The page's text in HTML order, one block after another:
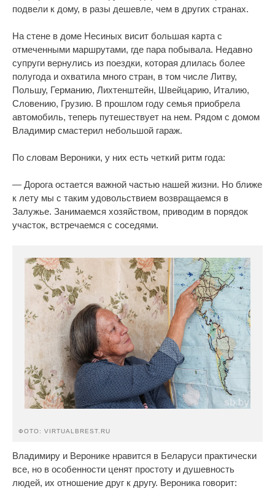
подвели к дому, в разы дешевле, чем в других странах.
На стене в доме Несиных висит большая карта с
отмеченными маршрутами, где пара побывала. Недавно
супруги вернулись из поездки, которая длилась более
полугода и охватила много стран, в том числе Литву,
Польшу, Германию, Лихтенштейн, Швейцарию, Италию,
Словению, Грузию. В прошлом году семья приобрела
автомобиль, теперь путешествует на нем. Рядом с домом
Владимир смастерил небольшой гараж.
По словам Вероники, у них есть четкий ритм года:
— Дорога остается важной частью нашей жизни. Но ближе
к лету мы с таким удовольствием возвращаемся в
Залужье. Занимаемся хозяйством, приводим в порядок
участок, встречаемся с соседями.
ФОТО: VIRTUALBREST.RU
Владимиру и Веронике нравится в Беларуси практически
все, но в особенности ценят простоту и душевность
людей, их отношение друг к другу. Вероника говорит: